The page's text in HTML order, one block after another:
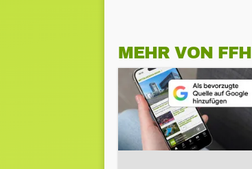
MEHR VON FFH